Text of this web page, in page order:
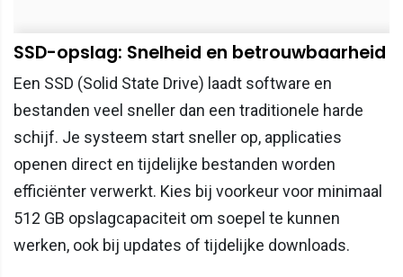
SSD-opslag: Snelheid en betrouwbaarheid
Een SSD (Solid State Drive) laadt software en
bestanden veel sneller dan een traditionele harde
schijf. Je systeem start sneller op, applicaties
openen direct en tijdelijke bestanden worden
efficiënter verwerkt. Kies bij voorkeur voor minimaal
512 GB opslagcapaciteit om soepel te kunnen
werken, ook bij updates of tijdelijke downloads.